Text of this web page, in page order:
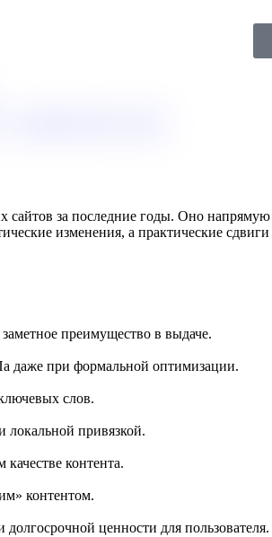
реальные цены и сроки
сайтов за последние годы. Оно
изменения, а практические
преимущество в выдаче.
даже при формальной оптимизации.
слов.
привязкой.
контента.
контентом.
долгосрочной ценности для пользователя.